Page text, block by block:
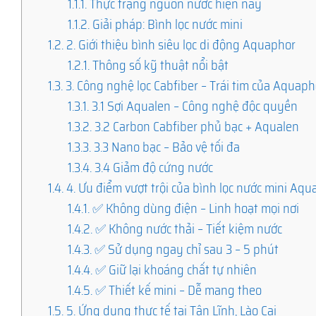
1.1.2.Giải pháp: Bình lọc nước mini
1.2.2. Giới thiệu bình siêu lọc di động Aquaphor
1.2.1.Thông số kỹ thuật nổi bật
1.3.3. Công nghệ lọc Cabfiber – Trái tim của
1.3.1.3.1 Sợi Aqualen – Công nghệ độc quyền
1.3.2.3.2 Carbon Cabfiber phủ bạc + Aqualen
1.3.3.3.3 Nano bạc – Bảo vệ tối đa
1.3.4.3.4 Giảm độ cứng nước
1.4.4. Ưu điểm vượt trội của bình lọc nước mini
1.4.1.✅ Không dùng điện – Linh hoạt mọi nơi
1.4.2.✅ Không nước thải – Tiết kiệm nước
1.4.3.✅ Sử dụng ngay chỉ sau 3 – 5 phút
1.4.4.✅ Giữ lại khoáng chất tự nhiên
1.4.5.✅ Thiết kế mini – Dễ mang theo
1.5.5. Ứng dụng thực tế tại Tân Lĩnh, Lào Cai